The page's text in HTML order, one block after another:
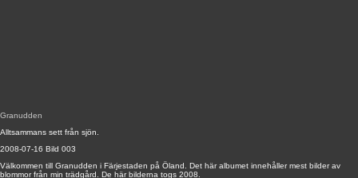
Granudden
Alltsammans sett från sjön.
2008-07-16 Bild 003
Välkommen till Granudden i Färjestaden på Öland. Det här albumet innehåller mest bilder av
blommor från min trädgård. De här bilderna togs 2008.